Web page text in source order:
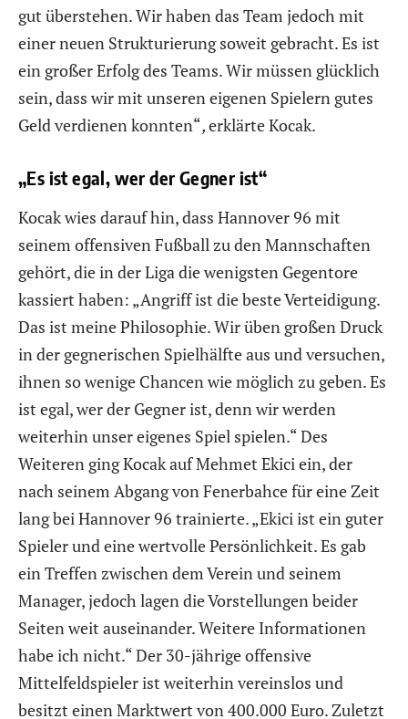
gut überstehen. Wir haben das Team jedoch mit
einer neuen Strukturierung soweit gebracht. Es ist
ein großer Erfolg des Teams. Wir müssen glücklich
sein, dass wir mit unseren eigenen Spielern gutes
Geld verdienen konnten“,erklärte Kocak.
„Es ist egal, wer der Gegner ist“
Kocak wies darauf hin, dass Hannover 96 mit
seinem offensiven Fußball zu den Mannschaften
gehört, die in der Liga die wenigsten Gegentore
kassiert haben: „Angriff ist die beste Verteidigung.
Das ist meine Philosophie. Wir üben großen Druck
in der gegnerischen Spielhälfte aus und versuchen,
ihnen so wenige Chancen wie möglich zu geben. Es
ist egal, wer der Gegner ist, denn wir werden
weiterhin unser eigenes Spiel spielen.“ Des
Weiteren ging Kocak auf Mehmet Ekici ein, der
nach seinem Abgang von Fenerbahce für eine Zeit
lang bei Hannover 96 trainierte. „Ekici ist ein guter
Spieler und eine wertvolle Persönlichkeit. Es gab
ein Treffen zwischen dem Verein und seinem
Manager, jedoch lagen die Vorstellungen beider
Seiten weit auseinander. Weitere Informationen
habe ich nicht.“ Der 30-jährige offensive
Mittelfeldspieler ist weiterhin vereinslos und
besitzt einen Marktwert von 400.000 Euro. Zuletzt